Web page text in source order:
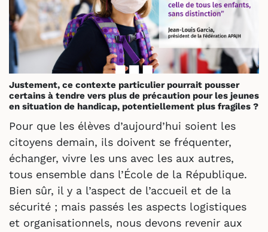
Justement, ce contexte particulier pourrait pousser
certains à tendre vers plus de précaution pour les jeunes
en situation de handicap, potentiellement plus fragiles ?
Pour que les élèves d’aujourd’hui soient les
citoyens demain, ils doivent se fréquenter,
échanger, vivre les uns avec les aux autres,
tous ensemble dans l’École de la République.
Bien sûr, il y a l’aspect de l’accueil et de la
sécurité ; mais passés les aspects logistiques
et organisationnels, nous devons revenir aux